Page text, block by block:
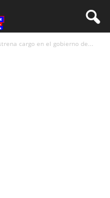
cargo en el gobierno de...